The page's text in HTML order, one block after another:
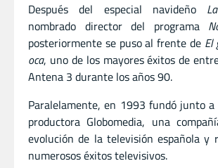
Después del especial navideño
nombrado director del programa
posteriormente se puso al frente de El
oca, uno de los mayores éxitos de
Antena 3 durante los años 90.
Paralelamente, en 1993 fundó junto
productora Globomedia, una
evolución de la televisión española y
numerosos éxitos televisivos.